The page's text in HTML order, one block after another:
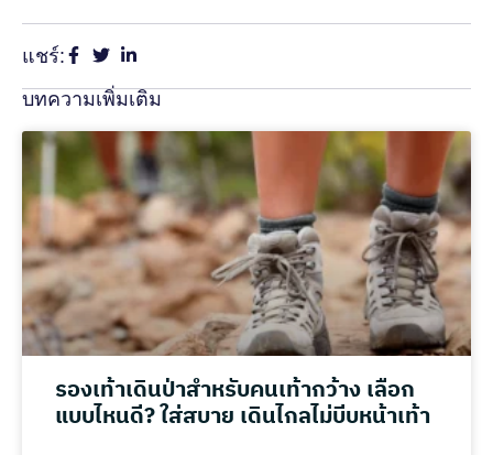
แชร์:
บทความเพิ่มเติม
รองเท้าเดินป่าสำหรับคนเท้ากว้าง เลือก
แบบไหนดี? ใส่สบาย เดินไกลไม่บีบหน้าเท้า